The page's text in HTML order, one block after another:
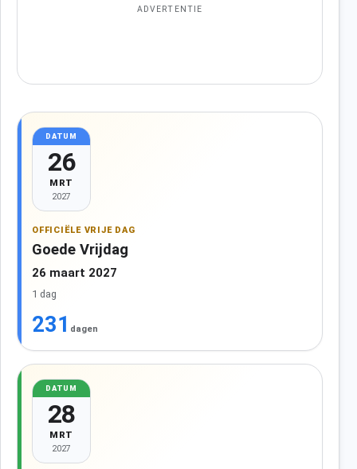
ADVERTENTIE
DATUM
26
MRT
2027
OFFICIËLE VRIJE DAG
Goede Vrijdag
26 maart 2027
1 dag
231 dagen
DATUM
28
MRT
2027